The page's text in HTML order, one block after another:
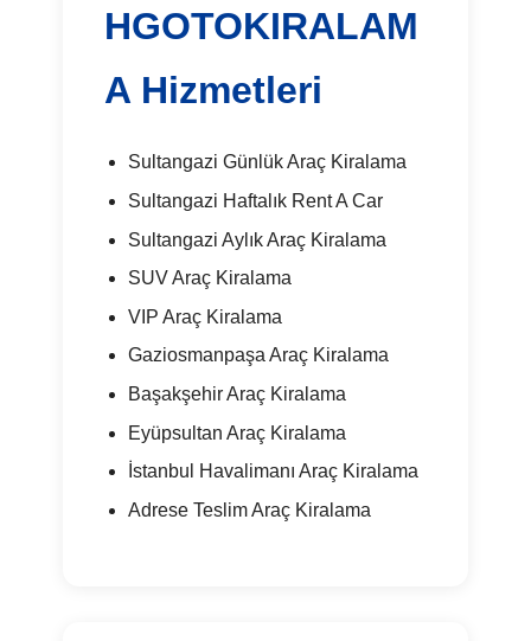
HGOTOKIRALAM
A Hizmetleri
Sultangazi Günlük Araç Kiralama
Sultangazi Haftalık Rent A Car
Sultangazi Aylık Araç Kiralama
SUV Araç Kiralama
VIP Araç Kiralama
Gaziosmanpaşa Araç Kiralama
Başakşehir Araç Kiralama
Eyüpsultan Araç Kiralama
İstanbul Havalimanı Araç Kiralama
Adrese Teslim Araç Kiralama